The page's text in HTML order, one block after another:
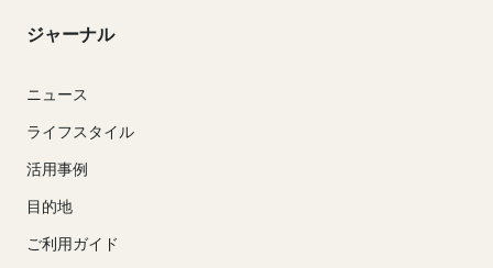
ジャーナル
ニュース
ライフスタイル
活用事例
目的地
ご利用ガイド